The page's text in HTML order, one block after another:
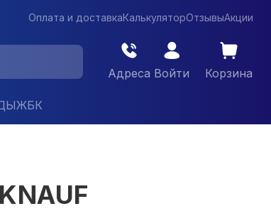
Оплата и доставкаКалькуляторОтзывыАкции
Адреса Войти Корзина
ЖБК